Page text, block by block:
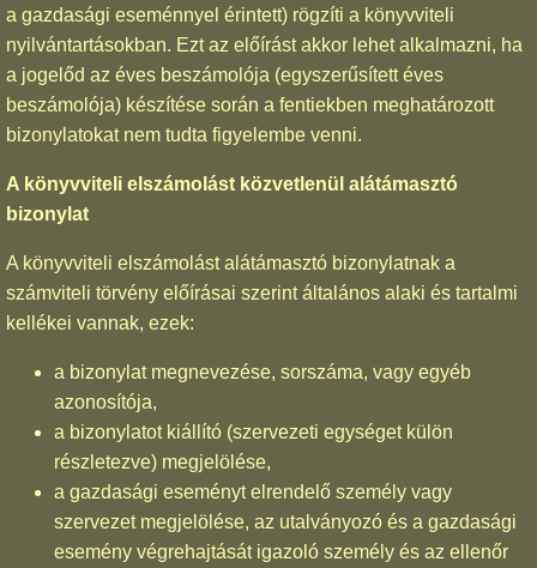
a gazdasági eseménnyel érintett) rögzíti a könyvviteli
nyilvántartásokban. Ezt az előírást akkor lehet alkalmazni, ha
a jogelőd az éves beszámolója (egyszerűsített éves
beszámolója) készítése során a fentiekben meghatározott
bizonylatokat nem tudta figyelembe venni.
A könyvviteli elszámolást közvetlenül alátámasztó
bizonylat
A könyvviteli elszámolást alátámasztó bizonylatnak a
számviteli törvény előírásai szerint általános alaki és tartalmi
kellékei vannak, ezek:
a bizonylat megnevezése, sorszáma, vagy egyéb
azonosítója,
a bizonylatot kiállító (szervezeti egységet külön
részletezve) megjelölése,
a gazdasági eseményt elrendelő személy vagy
szervezet megjelölése, az utalványozó és a gazdasági
esemény végrehajtását igazoló személy és az ellenőr